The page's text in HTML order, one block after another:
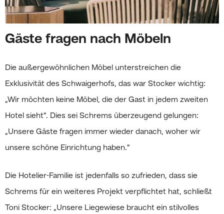
Gäste fragen nach Möbeln
Die außergewöhnlichen Möbel unterstreichen die
Exklusivität des Schwaigerhofs, das war Stocker wichtig:
„Wir möchten keine Möbel, die der Gast in jedem zweiten
Hotel sieht“. Dies sei Schrems überzeugend gelungen:
„Unsere Gäste fragen immer wieder danach, woher wir
unsere schöne Einrichtung haben.“
Die Hotelier-Familie ist jedenfalls so zufrieden, dass sie
Schrems für ein weiteres Projekt verpflichtet hat, schließt
Toni Stocker: „Unsere Liegewiese braucht ein stilvolles